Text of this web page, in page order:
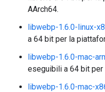
AArch64.
libwebp-1.6.0-linux-
a 64 bit per la
libwebp-1.6.0-mac-
eseguibili a 64 bit per
libwebp-1.6.0-mac-